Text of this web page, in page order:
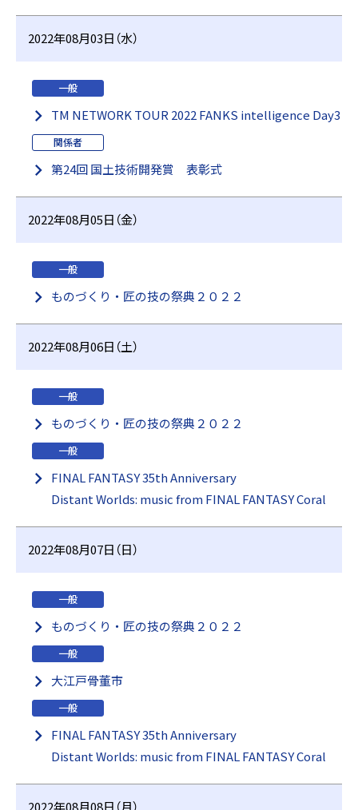
2022年08月03日（水）
一般
TM NETWORK TOUR 2022 FANKS intelligence Day3
関係者
第24回 国土技術開発賞 表彰式
2022年08月05日（金）
一般
ものづくり・匠の技の祭典２０２２
2022年08月06日（土）
一般
ものづくり・匠の技の祭典２０２２
一般
FINAL FANTASY 35th Anniversary
Distant Worlds: music from FINAL FANTASY Coral
2022年08月07日（日）
一般
ものづくり・匠の技の祭典２０２２
一般
大江戸骨董市
一般
FINAL FANTASY 35th Anniversary
Distant Worlds: music from FINAL FANTASY Coral